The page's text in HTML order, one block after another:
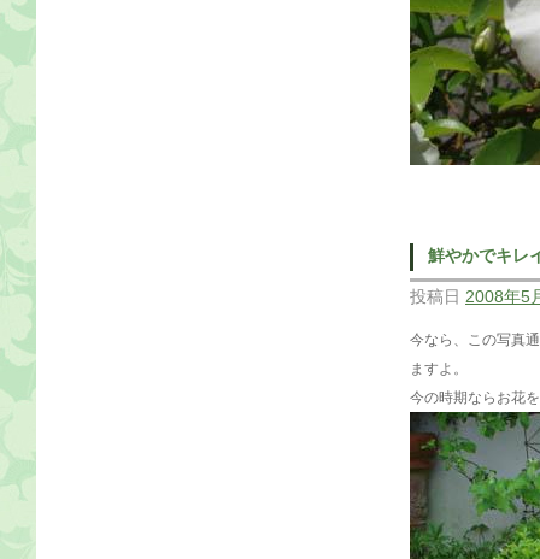
鮮やかでキレ
投稿日 2008年5
今なら、この写真
ますよ。
今の時期ならお花